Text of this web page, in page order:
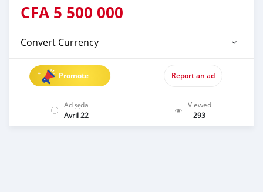
CFA 5 500 000
Convert Currency
Promote Report an ad
Ad ṣẹda
Avril 22
Viewed
293